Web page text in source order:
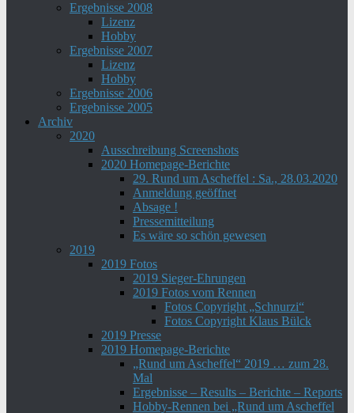
Ergebnisse 2008
Lizenz
Hobby
Ergebnisse 2007
Lizenz
Hobby
Ergebnisse 2006
Ergebnisse 2005
Archiv
2020
Ausschreibung Screenshots
2020 Homepage-Berichte
29. Rund um Ascheffel : Sa., 28.03.2020
Anmeldung geöffnet
Absage !
Pressemitteilung
Es wäre so schön gewesen
2019
2019 Fotos
2019 Sieger-Ehrungen
2019 Fotos vom Rennen
Fotos Copyright „Schnurzi“
Fotos Copyright Klaus Bülck
2019 Presse
2019 Homepage-Berichte
„Rund um Ascheffel“ 2019 … zum 28.
Mal
Ergebnisse – Results – Berichte – Reports
Hobby-Rennen bei „Rund um Ascheffel